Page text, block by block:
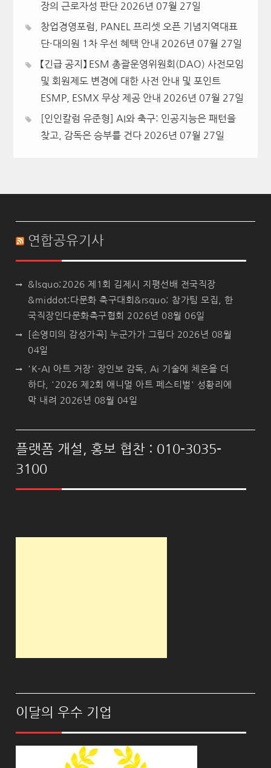
장의 근로자성 판단 2026년 07월 27일
창업경영포럼, PANEL 프리셋 오픈 기념지역대표
단·대의원 1차 우선 혜택 안내 2026년 07월 27일
【긴급 공지】 ESM 총괄운영위원회(DAO) 사전모임
및 회원제도 변경에 대한 사전 안내 및 포인트
ESMP, ESMX 무상 제공 안내 2026년 07월 27일
[인인칼럼 유준형] AI와 축구: 인공지능은 패턴을
찾고, 감독은 승부를 건다 2026년 07월 27일
연합공유기사
&lsquo;2026 제1회 김제시 지평선배 전국직장
&middot;다문화 축구대회&rsquo; 참가팀 모집, 한
국직장인다문화축구협회 2026년 08월 06일
[손영미의 감성가곡] 누군가가 그립다 2026년 08월
04일
'K-AI 아트 거장' 장인보 감독, Ai 기술에 체온을 더
하다, '2026 제2회 애니멀 아트 페스티벌' 성황리에
막 내려 2026년 08월 04일
플랫폼 개설, 홍보 협찬 : 010-3035-
3100
이달의 우수 기업